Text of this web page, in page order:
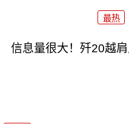
最热
信息量很大！歼20越